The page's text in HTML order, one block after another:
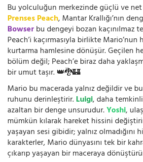
Bu yolculuğun merkezinde güçlü ve
Prenses Peach, Mantar Krallığı’nın
Bowserbu dengeyi bozan kaçınılmaz
Peach’i kaçırmasıyla birlikte Mario’nun
kurtarma hamlesine dönüşür. Geçilen
bölüm değil; Peach’e biraz daha
bir umut taşır. 👑🐉🏰
Mario bu macerada yalnız değildir ve
ruhunu derinleştirir.Luigi, daha
azaltan bir denge unsurudur.Yoshi,
mümkün kılarak hareket hissini
yaşayan sesi gibidir; yalnız olmadığını
karakterler, Mario dünyasını tek bir
çıkarıp yaşayan bir maceraya